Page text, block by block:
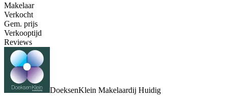
Makelaar
Verkocht
Gem. prijs
Verkooptijd
Reviews
DoeksenKlein Makelaardij Huidig